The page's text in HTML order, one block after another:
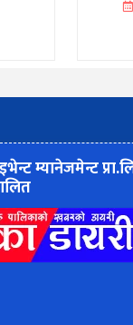
म्यानेजमेन्ट